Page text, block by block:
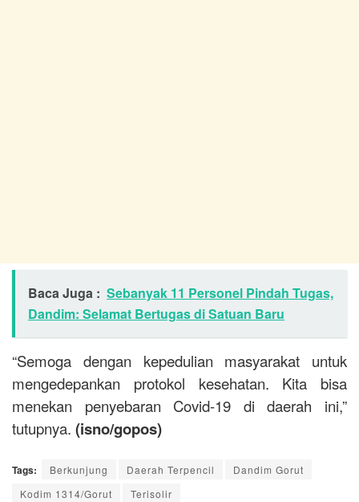
Baca Juga : Sebanyak 11 Personel Pindah Tugas,
Dandim: Selamat Bertugas di Satuan Baru
“Semoga dengan kepedulian masyarakat untuk
mengedepankan protokol kesehatan. Kita bisa
menekan penyebaran Covid-19 di daerah ini,”
tutupnya. (isno/gopos)
Tags: Berkunjung Daerah Terpencil
Dandim Gorut
Kodim 1314/Gorut
Terisolir